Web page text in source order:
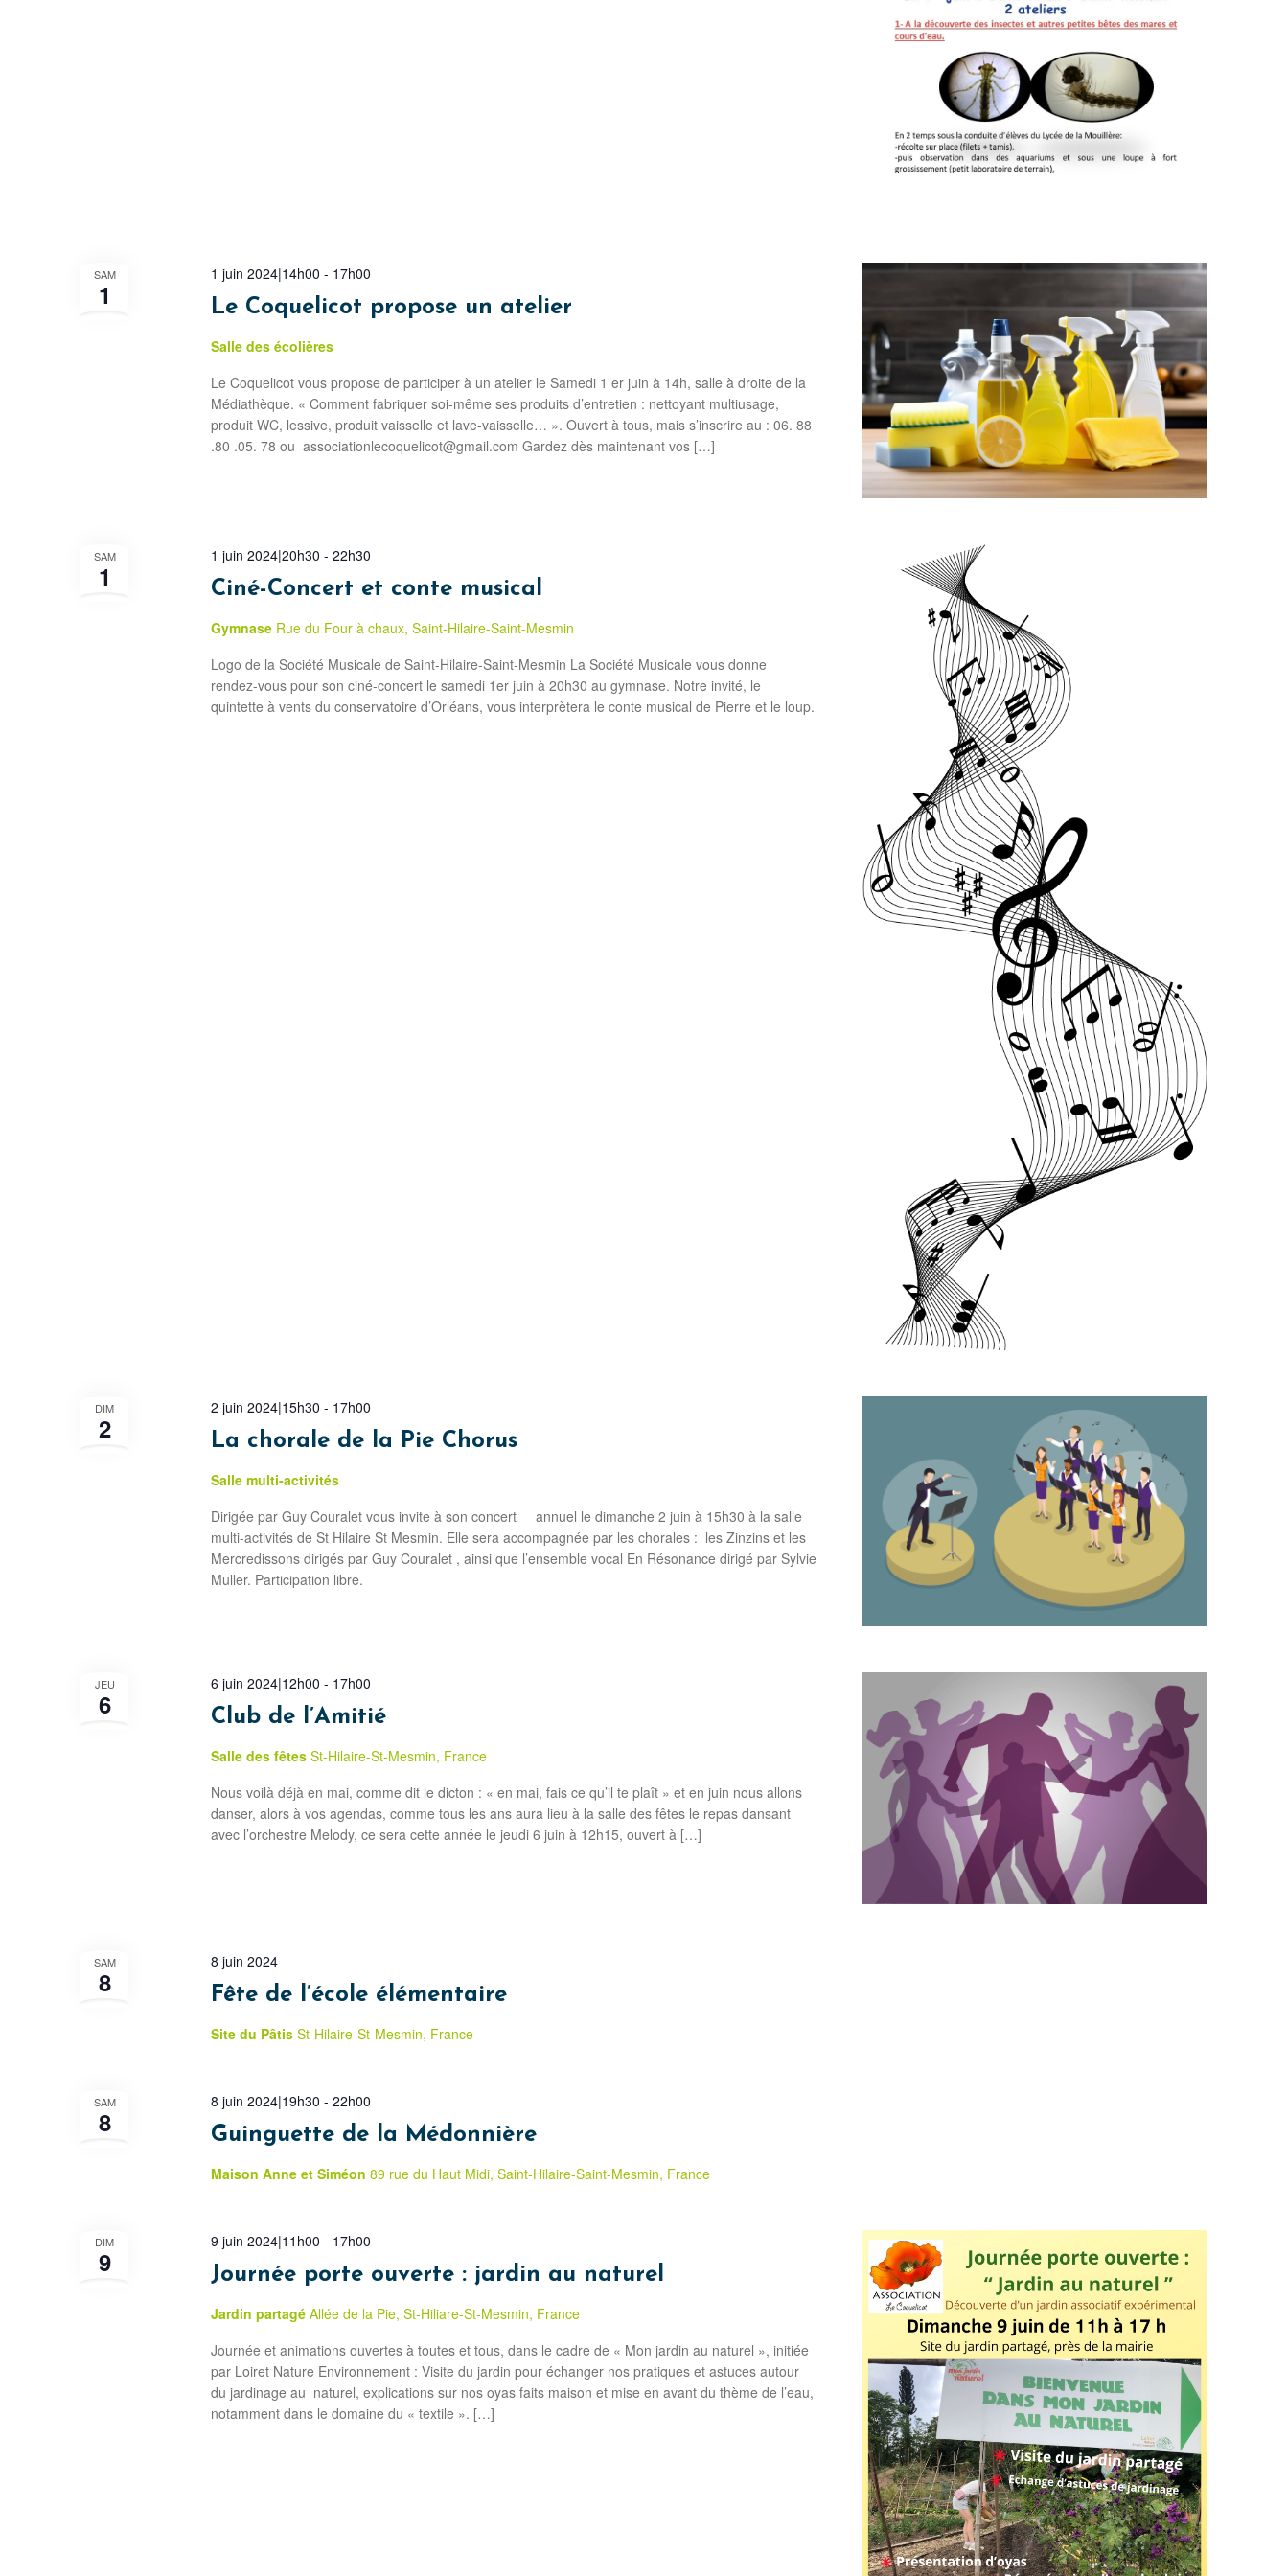
SAM
1 Le Coquelicot propose un atelier
1 juin 2024|14h00 - 17h00
Salle des écolières
Le Coquelicot vous propose de participer à un atelier le Samedi 1 er juin à 14h, salle à droite de la
Médiathèque. « Comment fabriquer soi-même ses produits d’entretien : nettoyant multiusage,
produit WC, lessive, produit vaisselle et lave-vaisselle… ». Ouvert à tous, mais s’inscrire au : 06. 88
.80 .05. 78 ou associationlecoquelicot@gmail.com Gardez dès maintenant vos […]
SAM
1 Ciné-Concert et conte musical
1 juin 2024|20h30 - 22h30
Gymnase Rue du Four à chaux, Saint-Hilaire-Saint-Mesmin
Logo de la Société Musicale de Saint-Hilaire-Saint-Mesmin La Société Musicale vous donne
rendez-vous pour son ciné-concert le samedi 1er juin à 20h30 au gymnase. Notre invité, le
quintette à vents du conservatoire d’Orléans, vous interprètera le conte musical de Pierre et le loup.
DIM
2 La chorale de la Pie Chorus
2 juin 2024|15h30 - 17h00
Salle multi-activités
Dirigée par Guy Couralet vous invite à son concert annuel le dimanche 2 juin à 15h30 à la salle
multi-activités de St Hilaire St Mesmin. Elle sera accompagnée par les chorales : les Zinzins et les
Mercredissons dirigés par Guy Couralet , ainsi que l’ensemble vocal En Résonance dirigé par Sylvie
Muller. Participation libre.
JEU
6 Club de l’Amitié
6 juin 2024|12h00 - 17h00
Salle des fêtes St-Hilaire-St-Mesmin, France
Nous voilà déjà en mai, comme dit le dicton : « en mai, fais ce qu’il te plaît » et en juin nous allons
danser, alors à vos agendas, comme tous les ans aura lieu à la salle des fêtes le repas dansant
avec l’orchestre Melody, ce sera cette année le jeudi 6 juin à 12h15, ouvert à […]
SAM
8 Fête de l’école élémentaire
8 juin 2024
Site du Pâtis St-Hilaire-St-Mesmin, France
SAM
8 Guinguette de la Médonnière
8 juin 2024|19h30 - 22h00
Maison Anne et Siméon 89 rue du Haut Midi, Saint-Hilaire-Saint-Mesmin, France
DIM
9 Journée porte ouverte : jardin au naturel
9 juin 2024|11h00 - 17h00
Jardin partagé Allée de la Pie, St-Hiliare-St-Mesmin, France
Journée et animations ouvertes à toutes et tous, dans le cadre de « Mon jardin au naturel », initiée
par Loiret Nature Environnement : Visite du jardin pour échanger nos pratiques et astuces autour
du jardinage au naturel, explications sur nos oyas faits maison et mise en avant du thème de l’eau,
notamment dans le domaine du « textile ». […]